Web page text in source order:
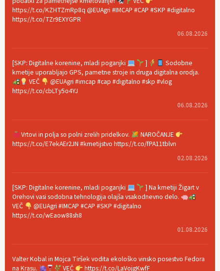
https://t.co/KZHTZmRp8q @EUAgri #IMCAP #CAP #SKP #digitalno
https://t.co/TZr9EXYGPR
06.08.2026
[SKP: Digitalne korenine, mladi poganjki ]
Sodobne
kmetije uporabljajo GPS, pametne stroje in druga digitalna orodja.
VEČ
@EUAgri #imcap #cap #digitalno #skp #vlog
https://t.co/cbLTy5o4YJ
06.08.2026
Vrtovi in polja so polni zrelih pridelkov.
NAROČANJE
https://t.co/E7ekAEr2JN #kmetijstvo https://t.co/fPA11tblvn
02.08.2026
[SKP: Digitalne korenine, mladi poganjki
] Na kmetiji Žigart v
Orehovi vasi sodobna tehnologija olajša vsakodnevno delo.
VEČ
@EUAgri #IMCAP #CAP #SKP #digitalno
https://t.co/wEaow88sh8
01.08.2026
Valter Kobal in Mojca Tiršek vodita ekološko vinsko posestvo Fedora
na Krasu.
VEČ
https://t.co/LaVojgKwfF